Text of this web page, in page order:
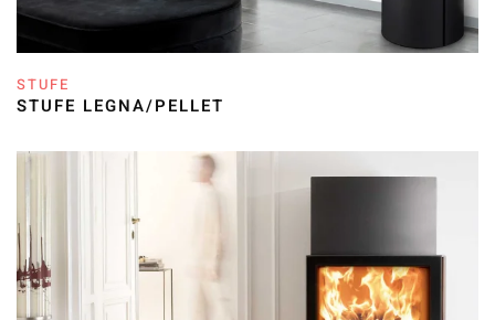
STUFE
STUFE LEGNA/PELLET